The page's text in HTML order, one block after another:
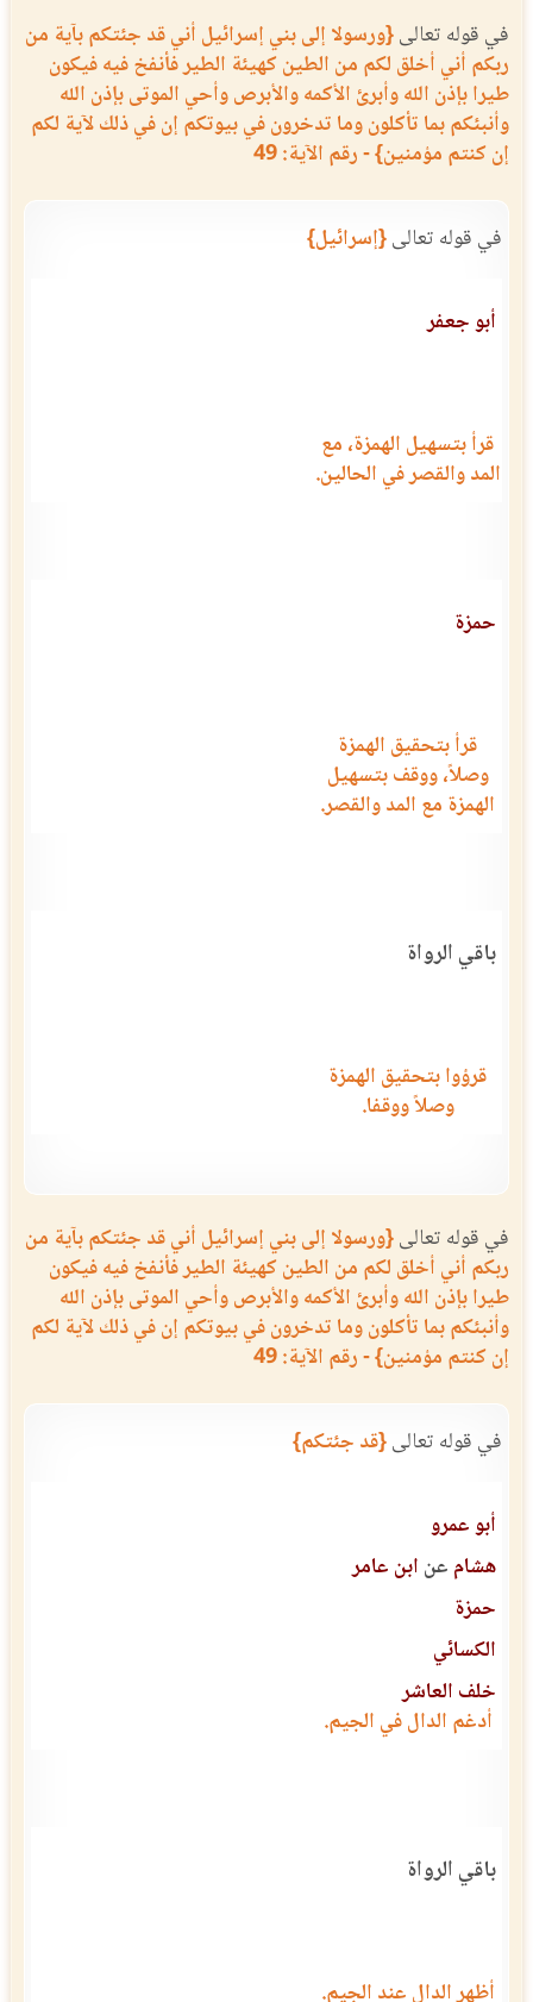
في قوله تعالى{ورسولا إلى بني إسرائيل أني قد جئتكم بآية من
ربكم أني أخلق لكم من الطين كهيئة الطير فأنفخ فيه فيكون
طيرا بإذن الله وأبرئ الأكمه والأبرص وأحي الموتى بإذن الله
وأنبئكم بما تأكلون وما تدخرون في بيوتكم إن في ذلك لآية لكم
إن كنتم مؤمنين} - رقم الآية: 49
في قوله تعالى{إسرائيل}
أبو جعفر
قرأ بتسهيل الهمزة، مع
المد والقصر في الحالين.
حمزة
قرأ بتحقيق الهمزة
وصلاً، ووقف بتسهيل
الهمزة مع المد والقصر.
باقي الرواة
قرؤوا بتحقيق الهمزة
وصلاً ووقفا.
في قوله تعالى{ورسولا إلى بني إسرائيل أني قد جئتكم بآية من
ربكم أني أخلق لكم من الطين كهيئة الطير فأنفخ فيه فيكون
طيرا بإذن الله وأبرئ الأكمه والأبرص وأحي الموتى بإذن الله
وأنبئكم بما تأكلون وما تدخرون في بيوتكم إن في ذلك لآية لكم
إن كنتم مؤمنين} - رقم الآية: 49
في قوله تعالى{قد جئتكم}
أبو عمرو
هشام عن ابن عامر
حمزة
الكسائي
خلف العاشر
أدغم الدال في الجيم.
باقي الرواة
أظهر الدال عند الجيم.